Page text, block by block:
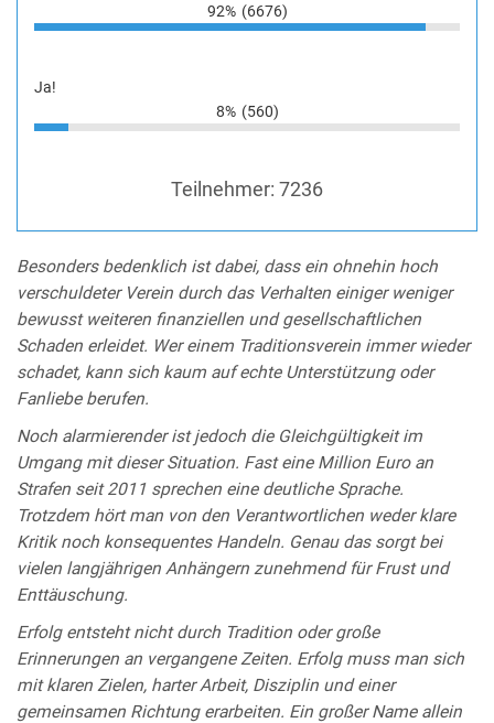
92% (6676)
Ja!
8% (560)
Teilnehmer: 7236
Besonders bedenklich ist dabei, dass ein ohnehin hoch
verschuldeter Verein durch das Verhalten einiger weniger
bewusst weiteren finanziellen und gesellschaftlichen
Schaden erleidet. Wer einem Traditionsverein immer wieder
schadet, kann sich kaum auf echte Unterstützung oder
Fanliebe berufen.
Noch alarmierender ist jedoch die Gleichgültigkeit im
Umgang mit dieser Situation. Fast eine Million Euro an
Strafen seit 2011 sprechen eine deutliche Sprache.
Trotzdem hört man von den Verantwortlichen weder klare
Kritik noch konsequentes Handeln. Genau das sorgt bei
vielen langjährigen Anhängern zunehmend für Frust und
Enttäuschung.
Erfolg entsteht nicht durch Tradition oder große
Erinnerungen an vergangene Zeiten. Erfolg muss man sich
mit klaren Zielen, harter Arbeit, Disziplin und einer
gemeinsamen Richtung erarbeiten. Ein großer Name allein